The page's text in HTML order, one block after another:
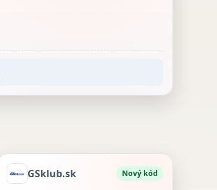
GSklub.sk Nový kód